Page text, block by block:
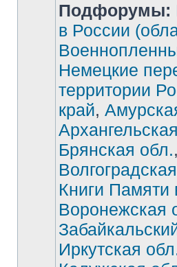
Подфорумы:
в России
Немецкие
территории
край,
Брянская обл.,
Книги
Воронежская
Иркутская